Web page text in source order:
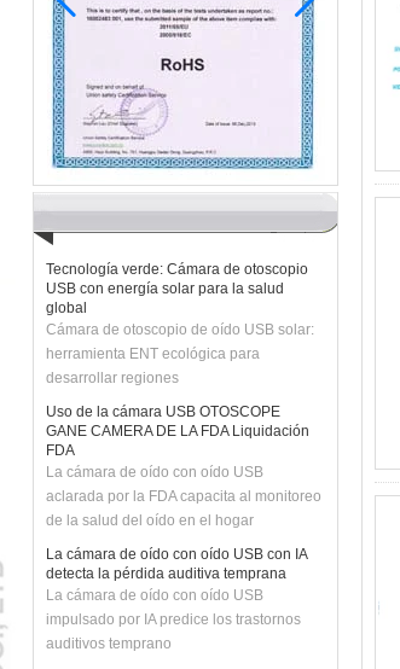
Pediatric Ent adopta la cámara de oído
con oído USB gamificada para reducir la
ansiedad del niño
H2 "AR-AR La cámara de oído USB
mejorado transforma los exámenes
pediátricos
Tecnología verde: Cámara de otoscopio
USB con energía solar para la salud
global
Cámara de otoscopio de oído USB solar:
herramienta ENT ecológica para
desarrollar regiones
Uso de la cámara USB OTOSCOPE
GANE CAMERA DE LA FDA Liquidación
FDA
La cámara de oído con oído USB
aclarada por la FDA capacita al monitoreo
de la salud del oído en el hogar
La cámara de oído con oído USB con IA
detecta la pérdida auditiva temprana
La cámara de oído con oído USB
impulsado por IA predice los trastornos
auditivos temprano
La cámara del oído con oído USB